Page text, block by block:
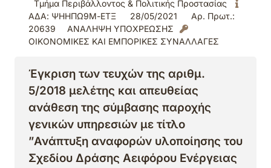
Τμήμα Περιβάλλοντος & Πολιτικής Προστασίας
ΑΔΑ: ΨΗΗΠΩ9Μ-ΕΤΞ
28/05/2021
Αρ. Πρωτ.:
20639
ΑΝΑΛΗΨΗ ΥΠΟΧΡΕΩΣΗΣ
ΟΙΚΟΝΟΜΙΚΕΣ ΚΑΙ ΕΜΠΟΡΙΚΕΣ ΣΥΝΑΛΛΑΓΕΣ
Έγκριση των τευχών της αριθμ.
5/2018 μελέτης και απευθείας
ανάθεση της σύμβασης παροχής
γενικών υπηρεσιών με τίτλο
”Ανάπτυξη αναφορών υλοποίησης του
Σχεδίου Δράσης Αειφόρου Ενέργειας